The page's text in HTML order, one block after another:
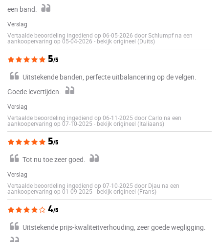
een band.
Verslag
Vertaalde beoordeling ingediend op 06-05-2026 door Schlumpf na een
aankoopervaring op 05-04-2026 - bekijk origineel (Duits)
5/5
Uitstekende banden, perfecte uitbalancering op de velgen.
Goede levertijden.
Verslag
Vertaalde beoordeling ingediend op 06-11-2025 door Carlo na een
aankoopervaring op 07-10-2025 - bekijk origineel (Italiaans)
5/5
Tot nu toe zeer goed.
Verslag
Vertaalde beoordeling ingediend op 07-10-2025 door Djau na een
aankoopervaring op 01-09-2025 - bekijk origineel (Frans)
4/5
Uitstekende prijs-kwaliteitverhouding, zeer goede wegligging.